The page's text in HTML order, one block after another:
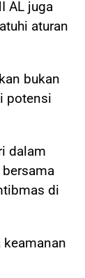
AL juga
aturan
bukan
potensi
dalam
di